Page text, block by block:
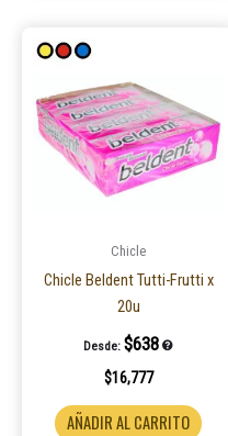
Chicle
Chicle Beldent Tutti-Frutti x
20u
Desde: $638
$16,777
AÑADIR AL CARRITO